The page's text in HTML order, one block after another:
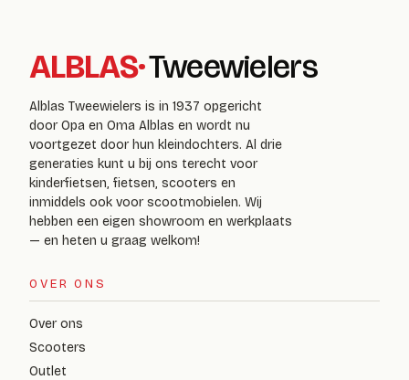
ALBLAS·Tweewielers
Alblas Tweewielers is in 1937 opgericht
door Opa en Oma Alblas en wordt nu
voortgezet door hun kleindochters. Al drie
generaties kunt u bij ons terecht voor
kinderfietsen, fietsen, scooters en
inmiddels ook voor scootmobielen. Wij
hebben een eigen showroom en werkplaats
— en heten u graag welkom!
OVER ONS
Over ons
Scooters
Outlet